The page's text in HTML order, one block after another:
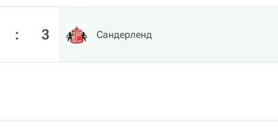
: 3 Сандерленд